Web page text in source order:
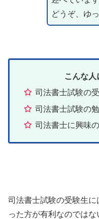
どうぞ、ゆ
こんな人
司法書士試験の
司法書士試験の
司法書士に興味
司法書士試験の受験生
った方が有利なのでは